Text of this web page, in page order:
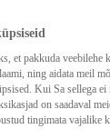
et pakkuda veebilehe
ning aidata meil
Kui Sa sellega
on saadaval
tingimata vajalike